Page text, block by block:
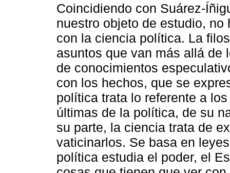
Coincidiendo con Suárez-
nuestro objeto de estudio,
con la ciencia política. La
asuntos que van más allá de
de conocimientos
con los hechos, que se
política trata lo referente a
últimas de la política, de su
su parte, la ciencia trata de
vaticinarlos. Se basa en
política estudia el poder, el